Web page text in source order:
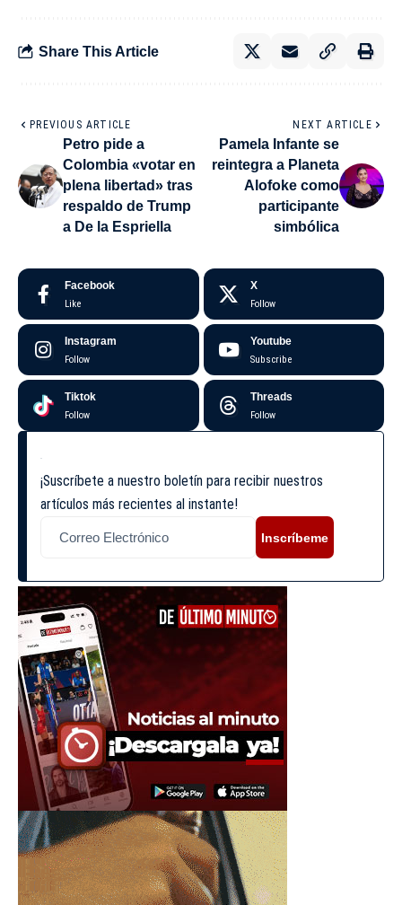
Share This Article
PREVIOUS ARTICLE
Petro pide a
Colombia «votar en
plena libertad» tras
respaldo de Trump
a De la Espriella
NEXT ARTICLE
Pamela Infante se
reintegra a Planeta
Alofoke como
participante
simbólica
Facebook
Like
X
Follow
Instagram
Follow
Youtube
Subscribe
Tiktok
Follow
Threads
Follow
¡Suscríbete a nuestro boletín para recibir nuestros
artículos más recientes al instante!
Inscríbeme